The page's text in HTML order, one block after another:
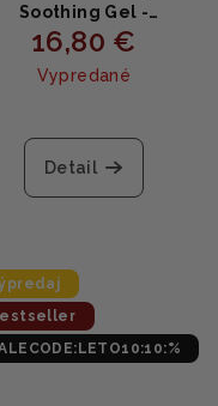
Soothing Gel -
gél s aloe a
propolisom 100ml
16,80 €
Vypredané
Detail